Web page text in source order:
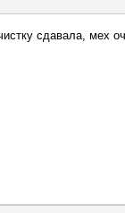
сдавала, мех